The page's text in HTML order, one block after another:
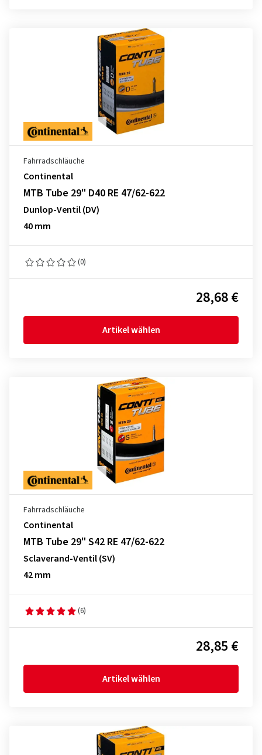
Fahrradschläuche
Continental
MTB Tube 29" D40 RE 47/62-622
Dunlop-Ventil (DV)
40 mm
(0)
28,68 €
Artikel wählen
Fahrradschläuche
Continental
MTB Tube 29" S42 RE 47/62-622
Sclaverand-Ventil (SV)
42 mm
(6)
28,85 €
Artikel wählen